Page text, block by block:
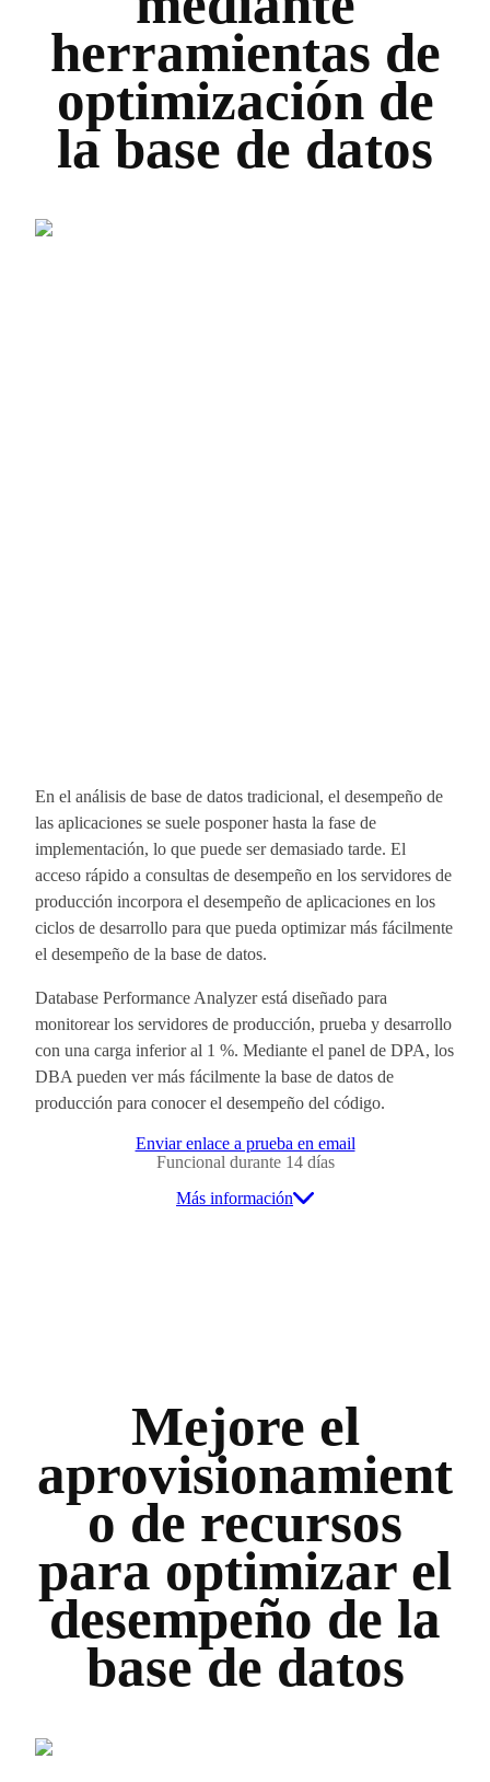
herramientas de
optimización de
la base de datos
En el análisis de base de datos tradicional, el desempeño de
las aplicaciones se suele posponer hasta la fase de
implementación, lo que puede ser demasiado tarde. El
acceso rápido a consultas de desempeño en los servidores de
producción incorpora el desempeño de aplicaciones en los
ciclos de desarrollo para que pueda optimizar más fácilmente
el desempeño de la base de datos.
Database Performance Analyzer está diseñado para
monitorear los servidores de producción, prueba y desarrollo
con una carga inferior al 1 %. Mediante el panel de DPA, los
DBA pueden ver más fácilmente la base de datos de
producción para conocer el desempeño del código.
Enviar enlace a prueba en email
Funcional durante 14 días
Más información
Mejore el
aprovisionamient
o de recursos
para optimizar el
desempeño de la
base de datos